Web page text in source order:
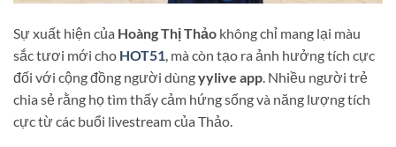
Sự xuất hiện của Hoàng Thị Thảo không chỉ mang lại màu
sắc tươi mới cho HOT51, mà còn tạo ra ảnh hưởng tích cực
đối với cộng đồng người dùngyylive app. Nhiều người trẻ
chia sẻ rằng họ tìm thấy cảm hứng sống và năng lượng tích
cực từ các buổi livestream của Thảo.